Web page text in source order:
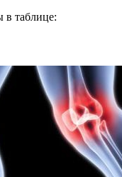
в таблице: